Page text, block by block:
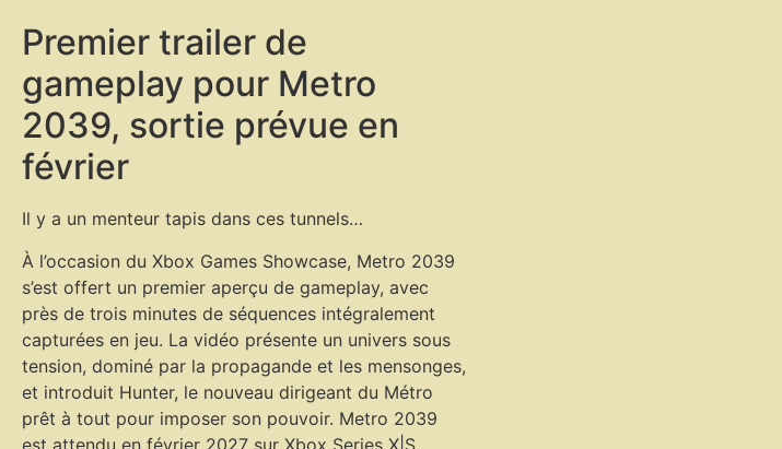
Premier trailer de
gameplay pour Metro
2039, sortie prévue en
février
Il y a un menteur tapis dans ces tunnels…
À l’occasion du Xbox Games Showcase, Metro 2039
s’est offert un premier aperçu de gameplay, avec
près de trois minutes de séquences intégralement
capturées en jeu. La vidéo présente un univers sous
tension, dominé par la propagande et les mensonges,
et introduit Hunter, le nouveau dirigeant du Métro
prêt à tout pour imposer son pouvoir. Metro 2039
est attendu en février 2027 sur Xbox Series X|S,